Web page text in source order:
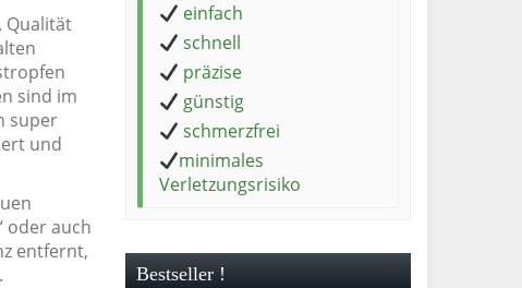
Qualität
sind im
super
und
oder auch
entfernt,
einfach
schnell
präzise
günstig
schmerzfrei
minimales
Verletzungsrisiko
Bestseller !